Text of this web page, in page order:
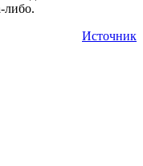
либо.
Источник